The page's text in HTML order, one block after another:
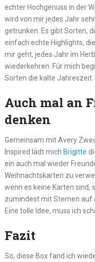
echter Hochgenuss in der
wird von mir jedes Jahr
getrunken. Es gibt Sorten,
einfach echte Highlights,
mir geht, jedes Jahr im
wiederkehren. Für mich
Sorten die kalte Jahreszeit
Auch mal an
denken
Gemeinsam mit Avery
Inspired lädt mich Brigitte
ein auch mal wieder
Weihnachtskarten zu
wenn es keine Karten sind,
zumindest mit Sternen auf
Eine tolle Idee, muss ich
Fazit
So, diese Box fand ich